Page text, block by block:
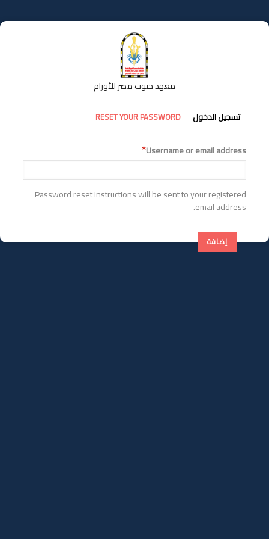
إلى
المحتوى
معهد جنوب مصر للأورام
التبويبات
الأساسية
تسجيل الدخول RESET YOUR PASSWORD
Username or email address
Password reset instructions will be sent to your registered
email address.